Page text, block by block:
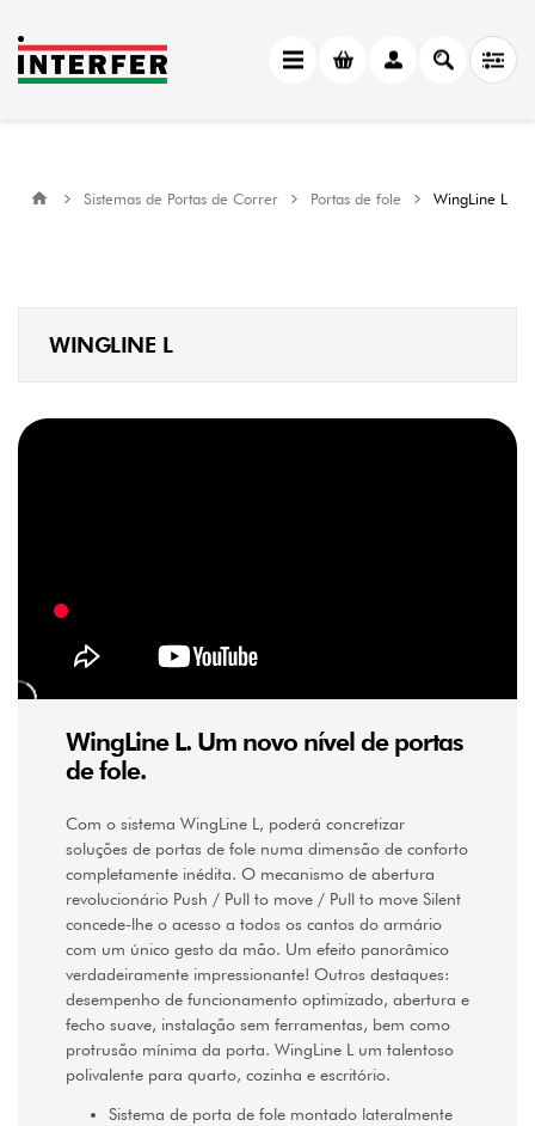
Sistemas de Portas de Correr Portas de fole WingLine L
WINGLINE L
WingLine L. Um novo nível de portas
de fole.
Com o sistema WingLine L, poderá concretizar
soluções de portas de fole numa dimensão de conforto
completamente inédita. O mecanismo de abertura
revolucionário Push / Pull to move / Pull to move Silent
concede-lhe o acesso a todos os cantos do armário
com um único gesto da mão. Um efeito panorâmico
verdadeiramente impressionante! Outros destaques:
desempenho de funcionamento optimizado, abertura e
fecho suave, instalação sem ferramentas, bem como
protrusão mínima da porta. WingLine L um talentoso
polivalente para quarto, cozinha e escritório.
Sistema de porta de fole montado lateralmente